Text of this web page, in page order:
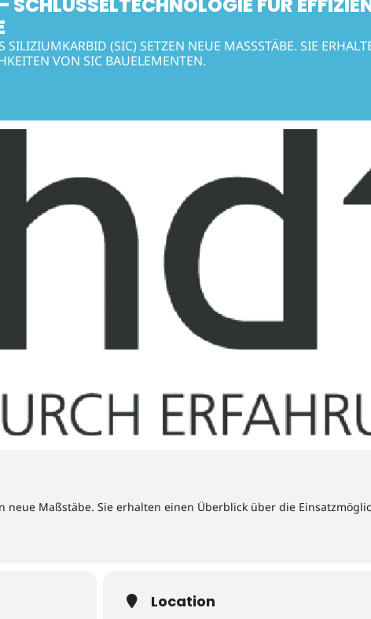
(SIC) SETZEN NEUE MASSSTÄBE. SIE
VON SIC BAUELEMENTEN.
neue Maßstäbe. Sie erhalten einen Überblick über die
Location